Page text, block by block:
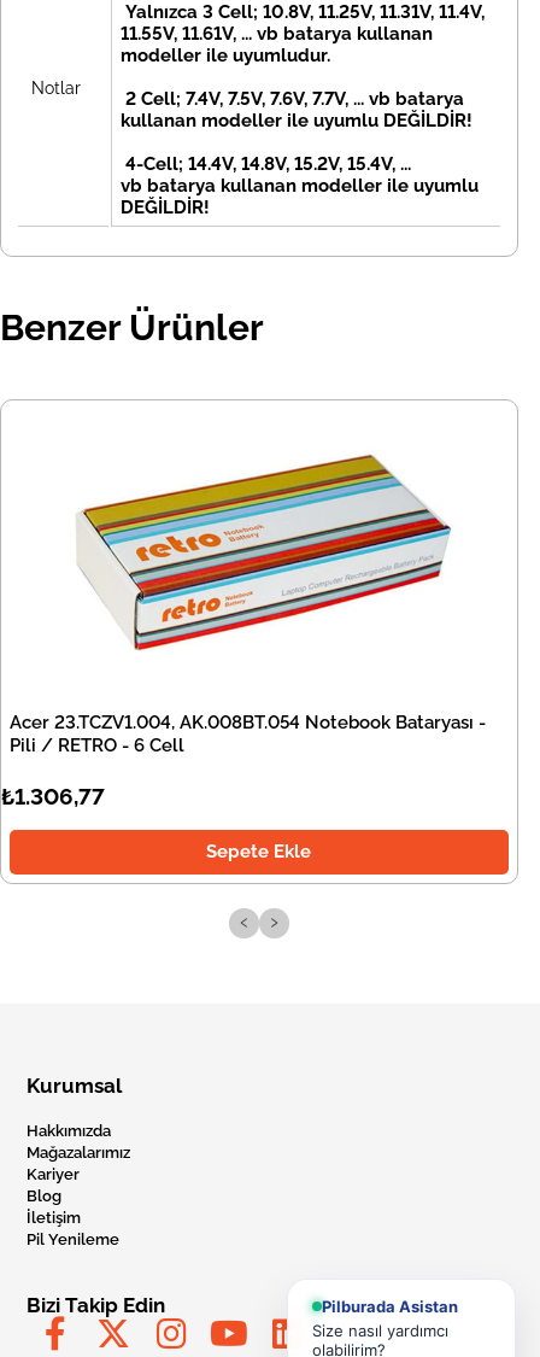
Notlar
Yalnızca 3 Cell; 10.8V, 11.25V, 11.31V, 11.4V,
11.55V, 11.61V, ... vb batarya kullanan
modeller ile uyumludur.
2 Cell; 7.4V, 7.5V, 7.6V, 7.7V, ... vb batarya
kullanan modeller ile uyumlu DEĞİLDİR!
4-Cell; 14.4V, 14.8V, 15.2V, 15.4V, ...
vb batarya kullanan modeller ile uyumlu
DEĞİLDİR!
Benzer Ürünler
Acer 23.TCZV1.004, AK.008BT.054 Notebook Bataryası -
Pili / RETRO - 6 Cell
₺1.306,77
Sepete Ekle
‹ ›
Kurumsal
Hakkımızda
Mağazalarımız
Kariyer
Blog
İletişim
Pil Yenileme
Bizi Takip Edin
Pilburada Asistan
Size nasıl yardımcı
olabilirim?